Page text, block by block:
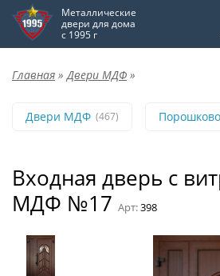
Металлические
двери для дома
с 1995 г
Главная » Двери МДФ »
Двери МДФ (467)
Входная дверь с
МДФ №17 Арт:398